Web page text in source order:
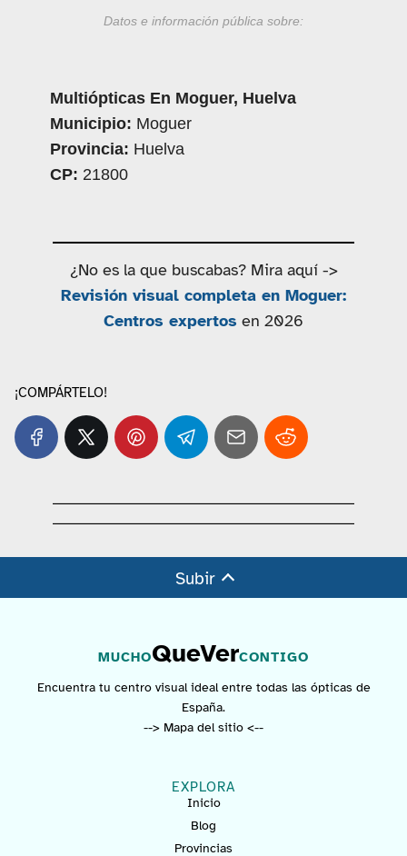
Datos e información pública sobre:
Multiópticas En Moguer, Huelva
Municipio: Moguer
Provincia: Huelva
CP: 21800
¿No es la que buscabas? Mira aquí ->
Revisión visual completa en Moguer:
Centros expertos en 2026
¡COMPÁRTELO!
Subir
MUCHOQueVerCONTIGO
Encuentra tu centro visual ideal entre todas las ópticas de
España.
--> Mapa del sitio <--
EXPLORA
Inicio
Blog
Provincias